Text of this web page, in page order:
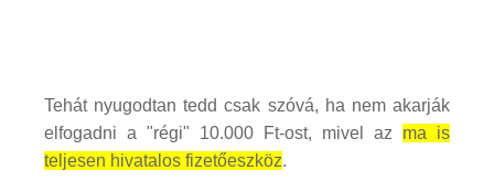
Tehát nyugodtan tedd csak szóvá, ha nem akarják
elfogadni a "régi" 10.000 Ft-ost, mivel az ma is
teljesen hivatalos fizetőeszköz.